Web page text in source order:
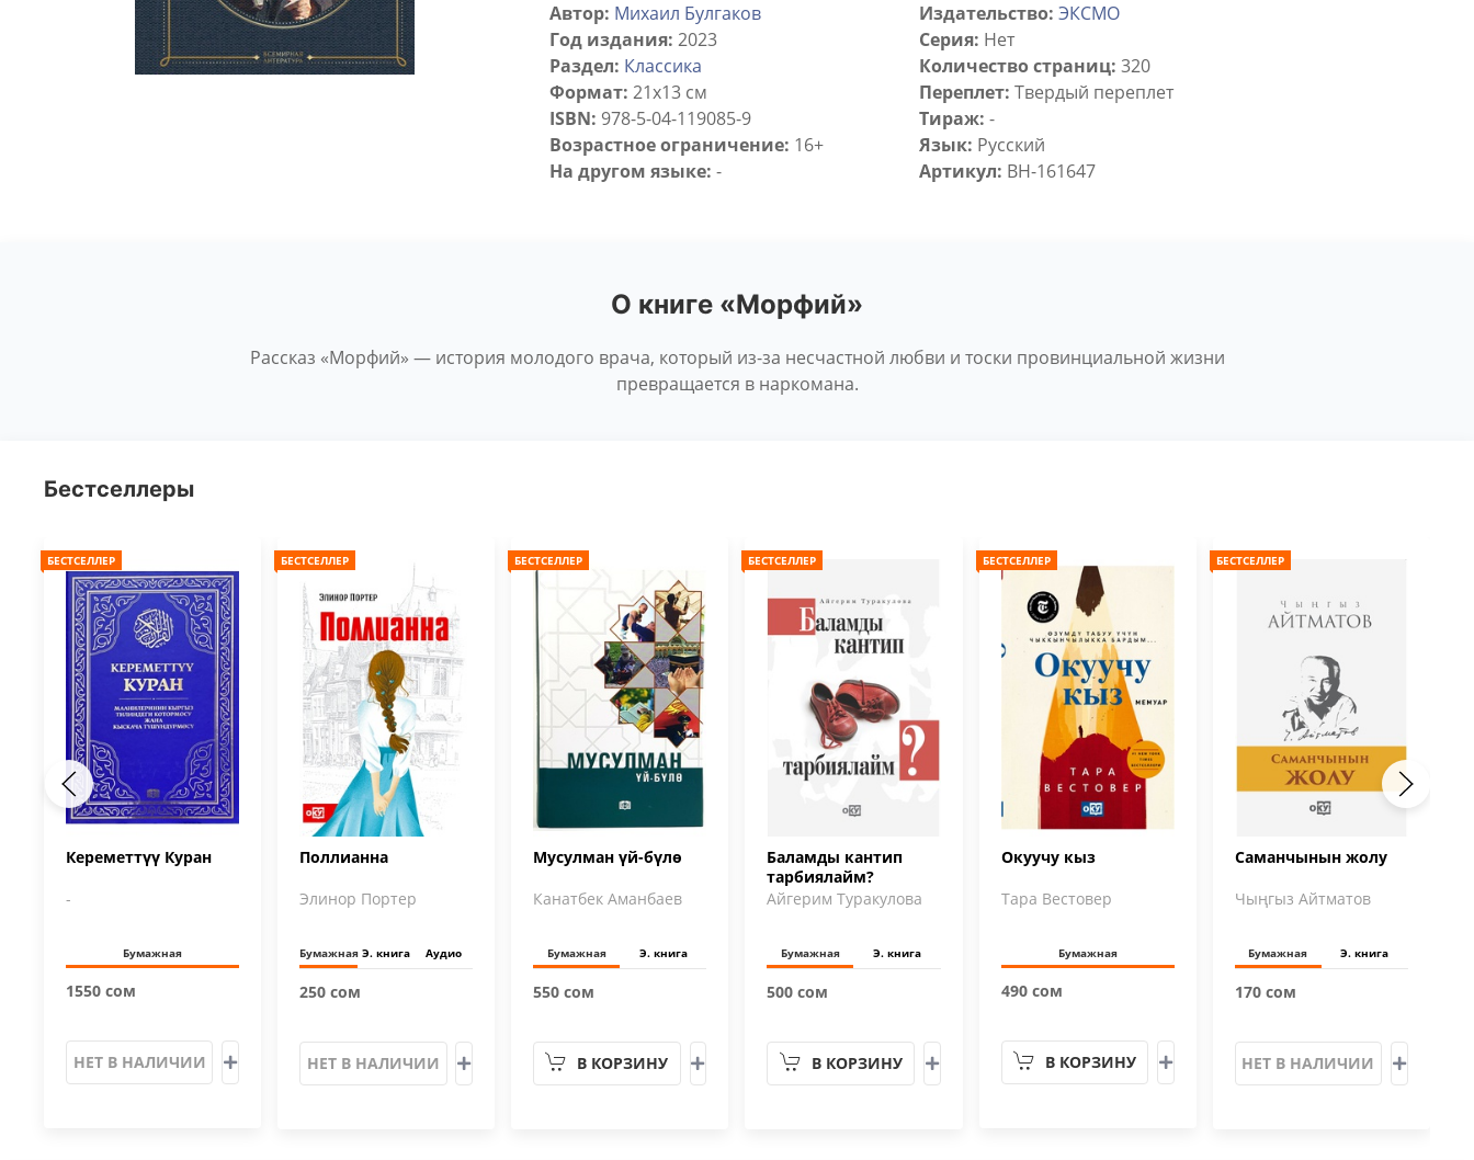
Автор: Михаил Булгаков Издательство: ЭКСМО
Год издания: 2023 Серия: Нет
Раздел: Классика Количество страниц: 320
Формат: 21х13 см Переплет: Твердый переплет
ISBN: 978-5-04-119085-9 Тираж: -
Возрастное ограничение: 16+ Язык: Русский
На другом языке: - Артикул: BH-161647
О книге «Морфий»
Рассказ «Морфий» — история молодого врача, который из-за несчастной любви и тоски провинциальной жизни
превращается в наркомана.
Бестселлеры
БЕСТСЕЛЛЕР
Кереметтүү Куран
-
Бумажная
1550 сом
НЕТ В НАЛИЧИИ
БЕСТСЕЛЛЕР
Поллианна
Элинор Портер
Бумажная Э. книга Аудио
250 сом
НЕТ В НАЛИЧИИ
БЕСТСЕЛЛЕР
Мусулман үй-бүлө
Канатбек Аманбаев
Бумажная Э. книга
550 сом
В КОРЗИНУ
БЕСТСЕЛЛЕР
Баламды кантип
тарбиялайм?
Айгерим Туракулова
Бумажная Э. книга
500 сом
В КОРЗИНУ
БЕСТСЕЛЛЕР
Окуучу кыз
Тара Вестовер
Бумажная
490 сом
В КОРЗИНУ
БЕСТСЕЛЛЕР
Саманчынын жолу
Чыңгыз Айтматов
Бумажная Э. книга
170 сом
НЕТ В НАЛИЧИИ